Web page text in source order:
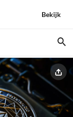
Bekijk